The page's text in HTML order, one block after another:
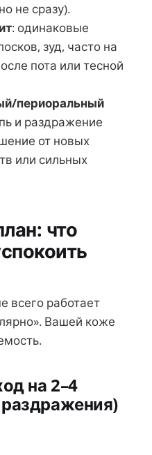
не сразу).
: одинаковые
зуд, часто на
пота или тесной
периоральный
и раздражение
от новых
или сильных
что
всего работает
Вашей коже
на 2–4